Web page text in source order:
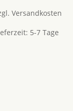
Versandkosten
5-7 Tage